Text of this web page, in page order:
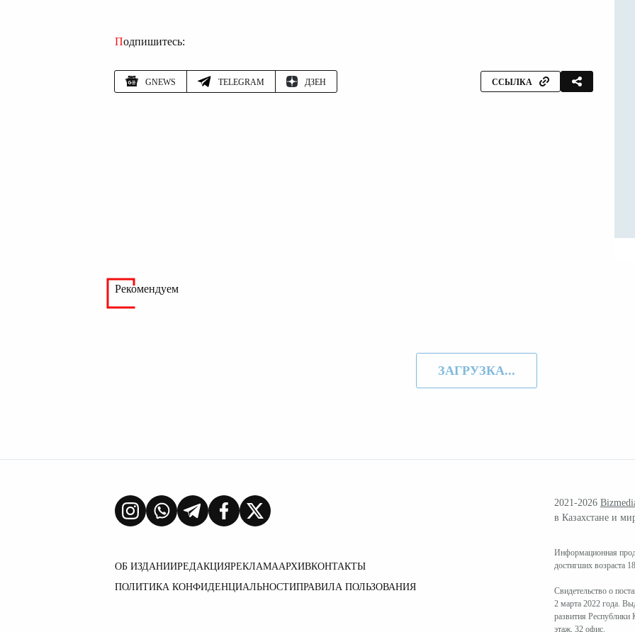
Подпишитесь:
GNEWS TELEGRAM ДЗЕН ССЫЛКА
Рекомендуем
ЗАГРУЗКА...
ОБ ИЗДАНИИРЕДАКЦИЯРЕКЛАМААРХИВКОНТАКТЫ
ПОЛИТИКА КОНФИДЕНЦИАЛЬНОСТИПРАВИЛА ПОЛЬЗОВАНИЯ
2021-2026
в Казахстане и
Информационная
достигших возраста
Свидетельство о
2 марта 2022 года.
развития Республики
этаж, 32 офис.